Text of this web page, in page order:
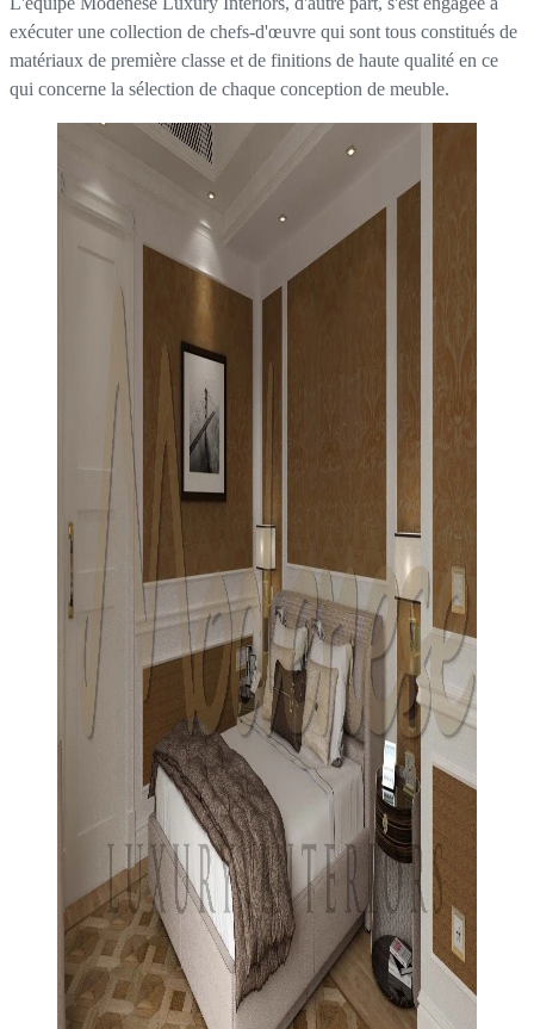
exécuter une collection de chefs-d'œuvre qui sont tous constitués de
matériaux de première classe et de finitions de haute qualité en ce
qui concerne la sélection de chaque conception de meuble.